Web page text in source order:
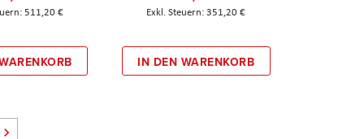
511,20 € 351,20 €
IN DEN WARENKORB